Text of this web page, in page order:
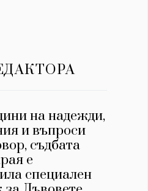
на надежди,
и въпроси
съдбата
е
специален